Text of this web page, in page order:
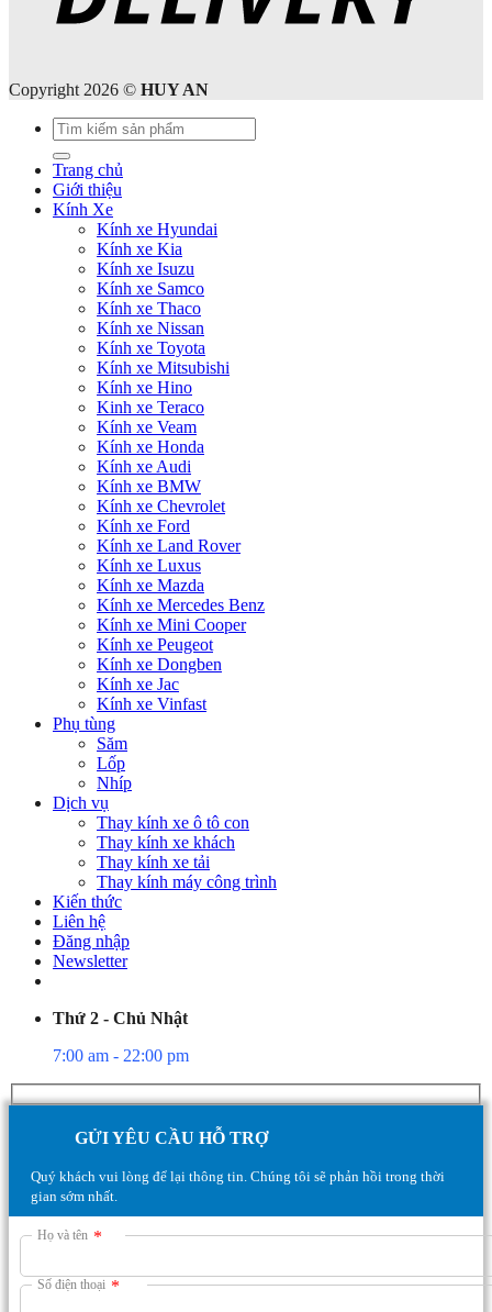
Copyright 2026 © HUY AN
Tìm
kiếm:
Trang chủ
Giới thiệu
Kính Xe
Kính xe Hyundai
Kính xe Kia
Kính xe Isuzu
Kính xe Samco
Kính xe Thaco
Kính xe Nissan
Kính xe Toyota
Kính xe Mitsubishi
Kính xe Hino
Kinh xe Teraco
Kính xe Veam
Kính xe Honda
Kính xe Audi
Kính xe BMW
Kính xe Chevrolet
Kính xe Ford
Kính xe Land Rover
Kính xe Luxus
Kính xe Mazda
Kính xe Mercedes Benz
Kính xe Mini Cooper
Kính xe Peugeot
Kính xe Dongben
Kính xe Jac
Kính xe Vinfast
Phụ tùng
Săm
Lốp
Nhíp
Dịch vụ
Thay kính xe ô tô con
Thay kính xe khách
Thay kính xe tải
Thay kính máy công trình
Kiến thức
Liên hệ
Đăng nhập
Newsletter
Thứ 2 - Chủ Nhật
7:00 am - 22:00 pm
GỬI YÊU CẦU HỖ TRỢ
Quý khách vui lòng để lại thông tin. Chúng tôi sẽ phản hồi trong thời
gian sớm nhất.
Họ và tên *
Số điện thoại *